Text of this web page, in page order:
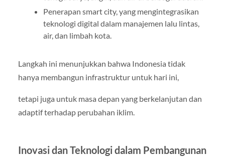
Penerapan smart city, yang mengintegrasikan
teknologi digital dalam manajemen lalu lintas,
air, dan limbah kota.
Langkah ini menunjukkan bahwa Indonesia tidak
hanya membangun infrastruktur untuk hari ini,
tetapi juga untuk masa depan yang berkelanjutan dan
adaptif terhadap perubahan iklim.
Inovasi dan Teknologi dalam Pembangunan